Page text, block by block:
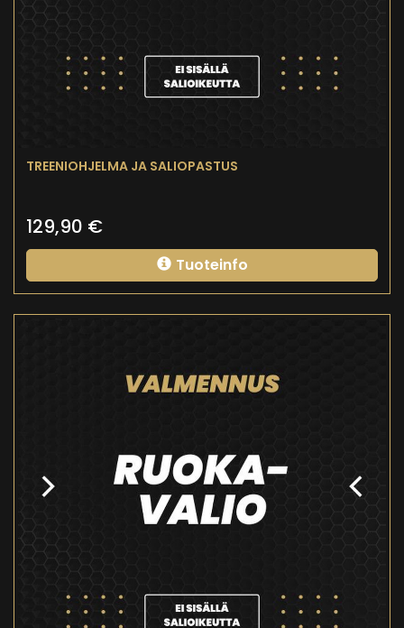
TREENIOHJELMA JA SALIOPASTUS
129,90 €
Tuoteinfo